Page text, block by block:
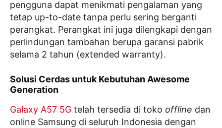
pengguna dapat menikmati pengalaman yang
tetap up-to-date tanpa perlu sering berganti
perangkat. Perangkat ini juga dilengkapi dengan
perlindungan tambahan berupa garansi pabrik
selama 2 tahun (extended warranty).
Solusi Cerdas untuk Kebutuhan Awesome
Generation
Galaxy A57 5G telah tersedia di toko offline dan
online Samsung di seluruh Indonesia dengan